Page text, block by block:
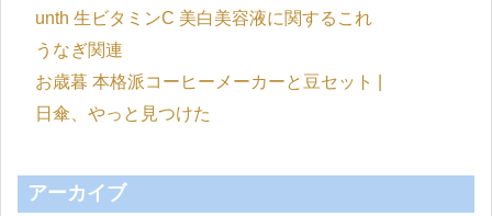
unth 生ビタミンC 美白美容液に関するこれ
うなぎ関連
お歳暮 本格派コーヒーメーカーと豆セット |
日傘、やっと見つけた
アーカイブ